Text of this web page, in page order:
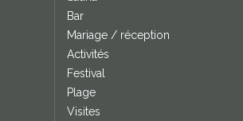
Bar
Mariage / réception
Activités
Festival
Plage
Visites